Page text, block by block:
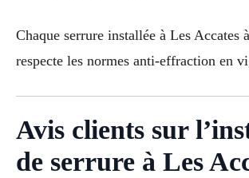
Chaque serrure installée à Les Accates
respecte les normes anti-effraction en
Avis clients sur
de serrure à Les